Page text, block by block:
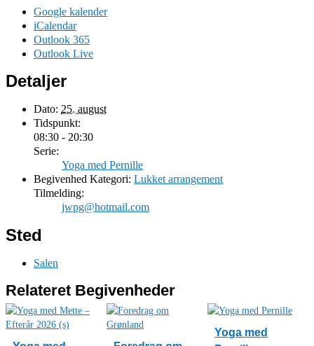
Google kalender
iCalendar
Outlook 365
Outlook Live
Detaljer
Dato: 25. august
Tidspunkt:
08:30 - 20:30
Serie:
Yoga med Pernille
Begivenhed Kategori: Lukket arrangement
Tilmelding:
jwpg@hotmail.com
Sted
Salen
Relateret Begivenheder
Yoga med